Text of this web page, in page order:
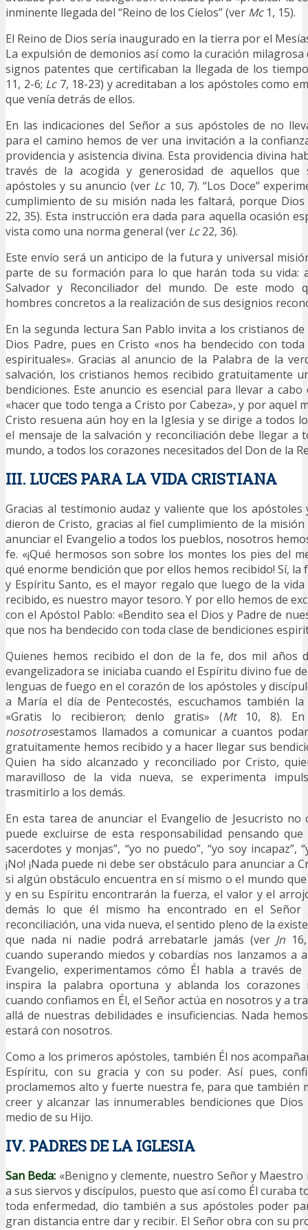
inminente llegada del “Reino de los Cielos” (ver Mc1, 15).
El Reino de Dios sería inaugurado en la tierra por el
La expulsión de demonios así como la curación
signos patentes que certificaban la llegada de los
11, 2-6; Lc7, 18-23) y acreditaban a los apóstoles como
que venía detrás de ellos.
En las indicaciones del Señor a sus apóstoles de no
para el camino hemos de ver una invitación a la
providencia y asistencia divina. Esta providencia divina
través de la acogida y generosidad de aquellos
apóstoles y su anuncio (ver Lc10, 7). “Los Doce”
cumplimiento de su misión nada les faltará, porque
22, 35). Esta instrucción era dada para aquella ocasión
vista como una norma general (ver Lc22, 36).
Este envío será un anticipo de la futura y universal
parte de su formación para lo que harán toda su vida:
Salvador y Reconciliador del mundo. De este modo
hombres concretos a la realización de sus designios
En la segunda lectura San Pablo invita a los cristianos
Dios Padre, pues en Cristo «nos ha bendecido con
espirituales». Gracias al anuncio de la Palabra de la
salvación, los cristianos hemos recibido gratuitamente
bendiciones. Este anuncio es esencial para llevar a
«hacer que todo tenga a Cristo por Cabeza», y por aquel
Cristo resuena aún hoy en la Iglesia y se dirige a todos
el mensaje de la salvación y reconciliación debe llegar a
mundo, a todos los corazones necesitados del Don de la
III. LUCES PARA LA VIDA CRISTIANA
Gracias al testimonio audaz y valiente que los
dieron de Cristo, gracias al fiel cumplimiento de la
anunciar el Evangelio a todos los pueblos, nosotros
fe. «¡Qué hermosos son sobre los montes los pies del
qué enorme bendición que por ellos hemos recibido! Sí, la
y Espíritu Santo, es el mayor regalo que luego de la
recibido, es nuestro mayor tesoro. Y por ello hemos de
con el Apóstol Pablo: «Bendito sea el Dios y Padre de
que nos ha bendecido con toda clase de bendiciones
Quienes hemos recibido el don de la fe, dos mil años
evangelizadora se iniciaba cuando el Espíritu divino fue
lenguas de fuego en el corazón de los apóstoles y
a María el día de Pentecostés, escuchamos también
«Gratis lo recibieron; denlo gratis» (Mt10, 8).
nosotrosestamos llamados a comunicar a cuantos
gratuitamente hemos recibido y a hacer llegar sus
Quien ha sido alcanzado y reconciliado por Cristo,
maravilloso de la vida nueva, se experimenta
trasmitirlo a los demás.
En esta tarea de anunciar el Evangelio de Jesucristo no
puede excluirse de esta responsabilidad pensando
sacerdotes y monjas”, “yo no puedo”, “yo soy incapaz”,
¡No! ¡Nada puede ni debe ser obstáculo para anunciar a
si algún obstáculo encuentra en sí mismo o el mundo
y en su Espíritu encontrarán la fuerza, el valor y el
demás lo que él mismo ha encontrado en el Señor
reconciliación, una vida nueva, el sentido pleno de la
que nada ni nadie podrá arrebatarle jamás (ver Jn
cuando superando miedos y cobardías nos lanzamos a
Evangelio, experimentamos cómo Él habla a través
inspira la palabra oportuna y ablanda los corazones
cuando confiamos en Él, el Señor actúa en nosotros y a
allá de nuestras debilidades e insuficiencias. Nada
estará con nosotros.
Como a los primeros apóstoles, también Él nos
Espíritu, con su gracia y con su poder. Así pues,
proclamemos alto y fuerte nuestra fe, para que también
creer y alcanzar las innumerables bendiciones que
medio de su Hijo.
IV. PADRES DE LA IGLESIA
San Beda: «Benigno y clemente, nuestro Señor y
a sus siervos y discípulos, puesto que así como Él curaba
toda enfermedad, dio también a sus apóstoles poder
gran distancia entre dar y recibir. El Señor obra con su